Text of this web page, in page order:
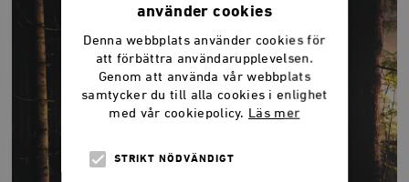
använder cookies
Denna webbplats använder cookies för
att förbättra användarupplevelsen.
Genom att använda vår webbplats
samtycker du till alla cookies i enlighet
med vår cookiepolicy. Läs mer
STRIKT NÖDVÄNDIGT